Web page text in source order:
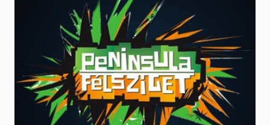
IMPLICARE
ACTIVĂ
(INTERVIU)